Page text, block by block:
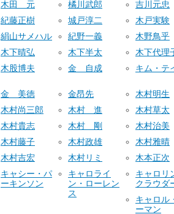
木田 元 橘川武郎
吉川元忠
紀藤正樹 城戸淳二
木戸実験
絹山サメハル 紀野一義
木野鳥乎
木下晴弘 木下半太
木下代理
木股博夫 金 自成 キム・テ
金 美徳 金昂先
木村明生
木村尚三郎 木村 進
木村草太
木村貴志 木村 剛
木村治美
木村藤子 木村政雄
木村雅晴
木村吉宏 木村リミ
木本正次
キャシー・パ
ーキンソン
キャロライ
ン・ローレン
ス
キャロリ
クラウダ
キャロル
ーマン